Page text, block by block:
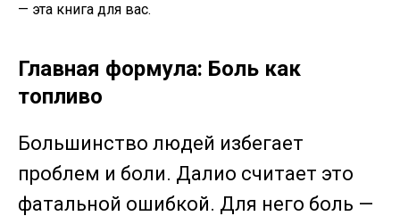
— эта книга для вас.
Главная формула: Боль как
топливо
Большинство людей избегает
проблем и боли. Далио считает это
фатальной ошибкой. Для него боль —